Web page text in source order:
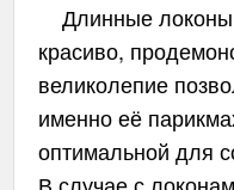
Длинные локоны
красиво,
великолепие
именно её
оптимальной для